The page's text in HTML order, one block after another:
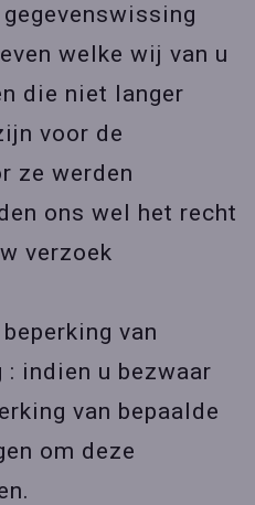
welke wij van u
die niet langer
voor de
ze werden
ons wel het recht
verzoek
van
: indien u bezwaar
van bepaalde
om deze